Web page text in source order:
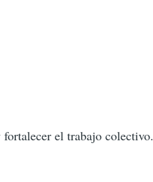
el trabajo colectivo.